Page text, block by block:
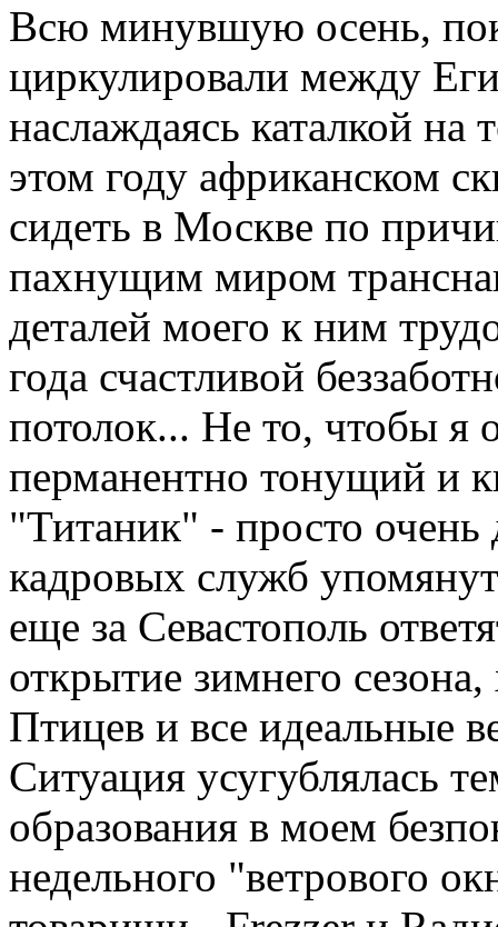
Всю минувшую осень,
циркулировали между
наслаждаясь каталкой
этом году африканском
сидеть в Москве по
пахнущим миром
деталей моего к ним
года счастливой
потолок... Не то, чтобы я
перманентно тонущий и
"Титаник" - просто
кадровых служб
еще за Севастополь
открытие зимнего
Птицев и все идеальные
Ситуация усугублялась
образования в моем
недельного "ветрового